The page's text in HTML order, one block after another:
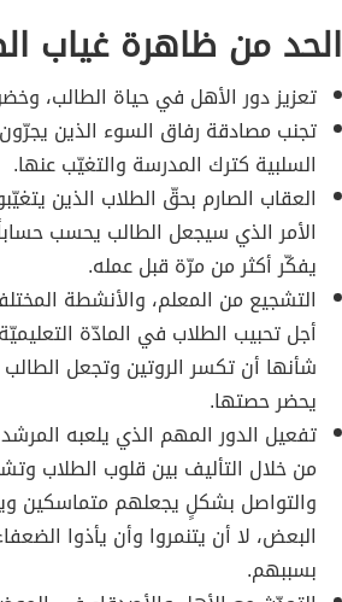
الحد من ظاهرة غياب
تعزيز دور الأهل في حياة الطالب،
تجنب مصادقة رفاق السوء الذين
السلبية كترك المدرسة والتغيّب عنها.
العقاب الصارم بحقّ الطلاب الذين
الأمر الذي سيجعل الطالب يحسب حساباً
يفكّر أكثر من مرّة قبل عمله.
التشجيع من المعلم، والأنشطة
أجل تحبيب الطلاب في المادّة
شأنها أن تكسر الروتين وتجعل
يحضر حصتها.
تفعيل الدور المهم الذي يلعبه
من خلال التأليف بين قلوب الطلاب
والتواصل بشكلٍ يجعلهم متماسكين
البعض، لا أن يتنمروا وأن يأذوا
بسببهم.